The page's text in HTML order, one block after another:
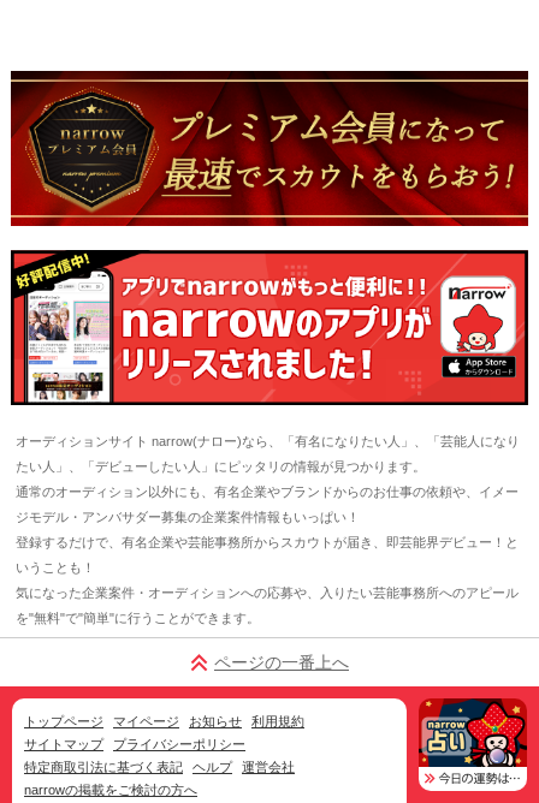
オーディションサイト narrow(ナロー)なら、「有名になりたい人」、「芸能人になり
たい人」、「デビューしたい人」にピッタリの情報が見つかります。
通常のオーディション以外にも、有名企業やブランドからのお仕事の依頼や、イメー
ジモデル・アンバサダー募集の企業案件情報もいっぱい！
登録するだけで、有名企業や芸能事務所からスカウトが届き、即芸能界デビュー！と
いうことも！
気になった企業案件・オーディションへの応募や、入りたい芸能事務所へのアピール
を"無料"で"簡単"に行うことができます。
ページの一番上へ
トップページ マイページ お知らせ
利用規約
サイトマップ
プライバシーポリシー
特定商取引法に基づく表記
ヘルプ
運営会社
narrowの掲載をご検討の方へ